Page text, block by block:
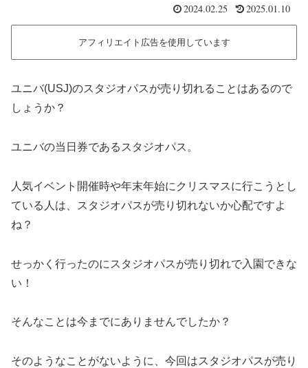
2024.02.25 2025.01.10
アフィリエイト広告を使用しています
ユニバ(USJ)のスタジオパスが売り切れることはあるので
しょうか？
ユニバの当日券であるスタジオパス。
人気イベント開催時や年末年始にクリスマスに行こうとし
ている人は、スタジオパスが売り切れないか心配ですよ
ね？
せっかく行ったのにスタジオパスが売り切れで入園できな
い！
そんなことは今までにありませんでしたか？
そのようなことがないように、今回はスタジオパスが売り